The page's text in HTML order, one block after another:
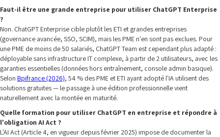
Faut-il être une grande entreprise pour utiliser ChatGPT Enterprise
?
Non. ChatGPT Enterprise cible plutôt les ETI et grandes entreprises
(governance avancée, SSO, SCIM), mais les PME n'en sont pas exclues. Pour
une PME de moins de 50 salariés, ChatGPT Team est cependant plus adapté :
déployable sans infrastructure IT complexe, à partir de 2 utilisateurs, avec les
garanties essentielles (données hors entraînement, console admin basique).
Selon Bpifrance (2026), 54 % des PME et ETI ayant adopté l'IA utilisent des
solutions gratuites — le passage à une édition professionnelle vient
naturellement avec la montée en maturité.
Quelle formation pour utiliser ChatGPT en entreprise et répondre à
l'obligation AI Act ?
L'AI Act (Article 4, en vigueur depuis février 2025) impose de documenter la